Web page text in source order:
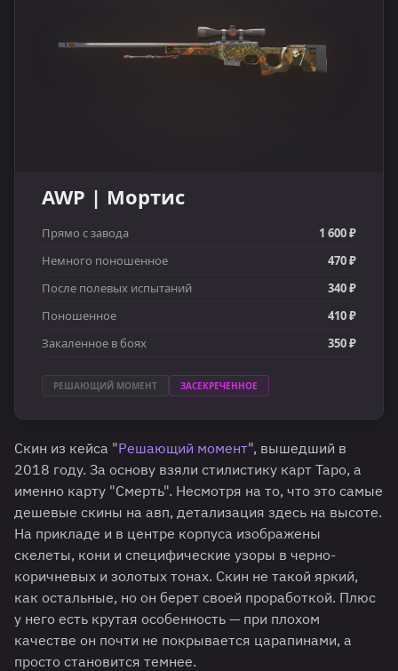
AWP | Мортис
Прямо с завода
1 600 ₽
Немного поношенное
470 ₽
После полевых испытаний
340 ₽
Поношенное
410 ₽
Закаленное в боях
350 ₽
РЕШАЮЩИЙ МОМЕНТ ЗАСЕКРЕЧЕННОЕ
Скин из кейса "Решающий момент", вышедший в
2018 году. За основу взяли стилистику карт Таро, а
именно карту "Смерть". Несмотря на то, что это самые
дешевые скины на авп, детализация здесь на высоте.
На прикладе и в центре корпуса изображены
скелеты, кони и специфические узоры в черно-
коричневых и золотых тонах. Скин не такой яркий,
как остальные, но он берет своей проработкой. Плюс
у него есть крутая особенность — при плохом
качестве он почти не покрывается царапинами, а
просто становится темнее.